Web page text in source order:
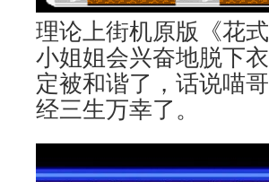
理论上街机原版《花
小姐姐会兴奋地脱下
定被和谐了，话说喵
经三生万幸了。